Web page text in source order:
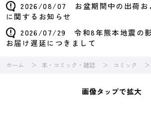
2026/08/07 お盆期間中の出荷お
に関するお知らせ
2026/07/29 令和8年熊本地震の
お届け遅延につきまして
ホーム 本・コミック・雑誌 コミック
画像タップで拡大